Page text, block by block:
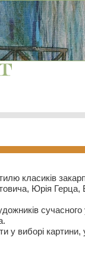
класиків
Юрія
у виборі картини,